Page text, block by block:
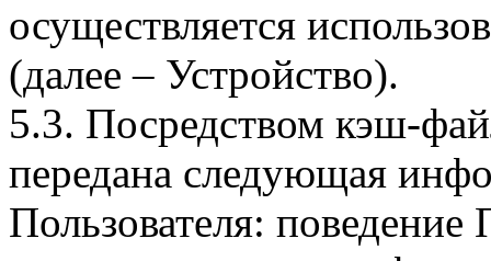
осуществляется
(далее – Устройство).
5.3. Посредством кэш-
передана следующая
Пользователя: